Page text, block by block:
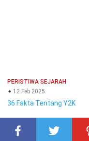
PERISTIWA SEJARAH
12 Feb 2025
36 Fakta Tentang Y2K